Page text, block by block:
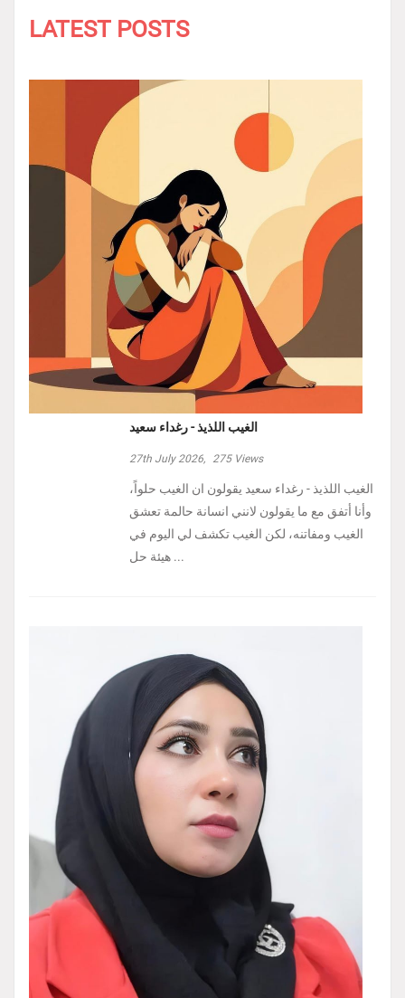
LATEST POSTS
الغيب اللذيذ - رغداء سعيد
27th July 2026, 275Views
الغيب اللذيذ - رغداء سعيد يقولون ان الغيب حلواً،
وأنا أتفق مع ما يقولون لانني انسانة حالمة تعشق
الغيب ومفاتنه، لكن الغيب تكشف لي اليوم في
هيئة حل ...